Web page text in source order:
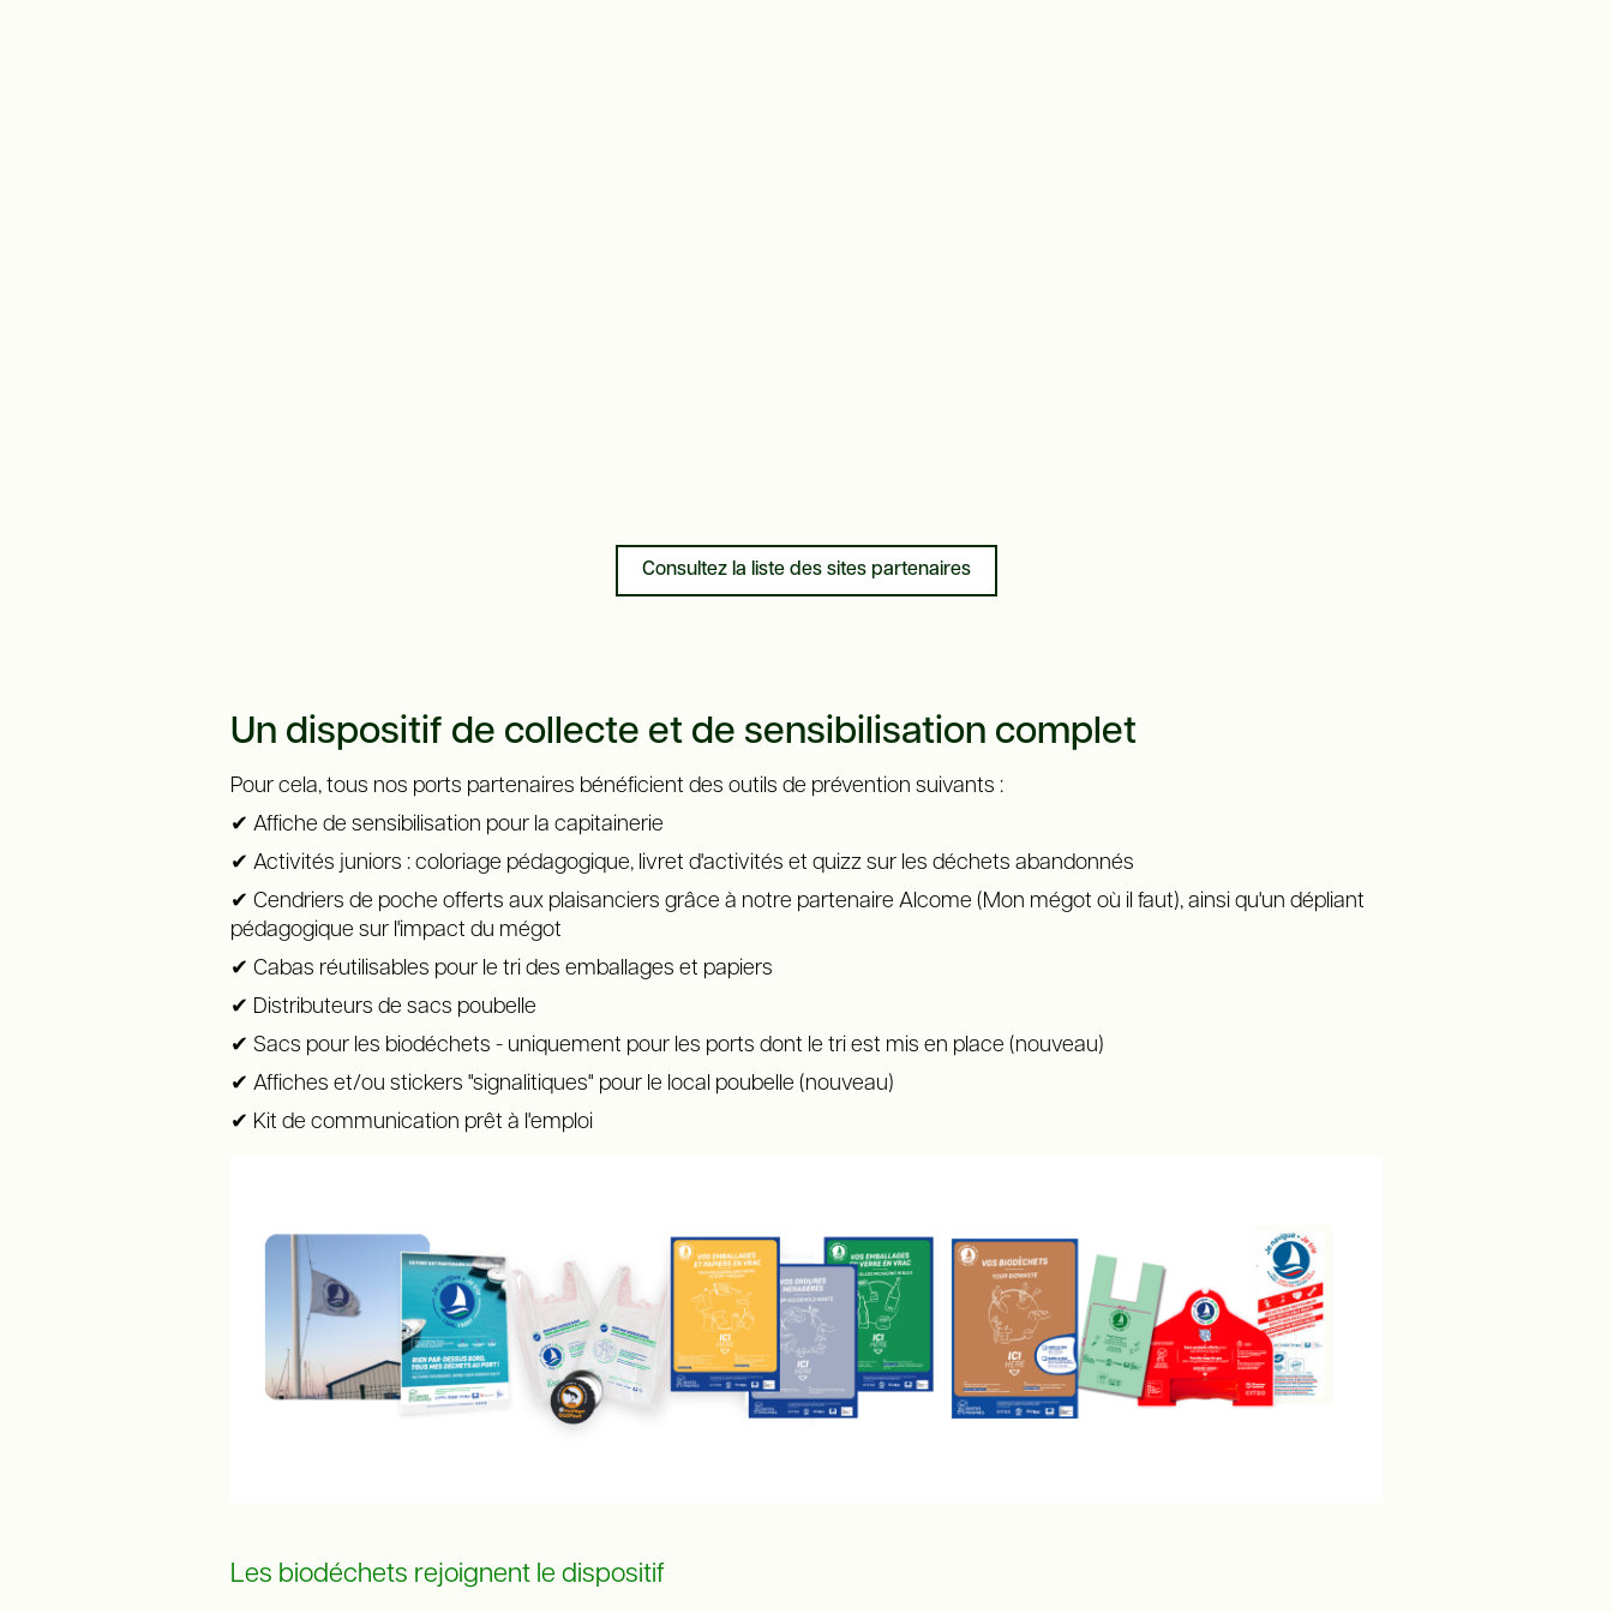
Consultez la liste des sites partenaires
Un dispositif de collecte et de sensibilisation complet
Pour cela, tous nos ports partenaires bénéficient des outils de prévention suivants :
✔ Affiche de sensibilisation pour la capitainerie
✔ Activités juniors : coloriage pédagogique, livret d'activités et quizz sur les déchets abandonnés
✔ Cendriers de poche offerts aux plaisanciers grâce à notre partenaire Alcome (Mon mégot où il faut), ainsi qu'un dépliant
pédagogique sur l'impact du mégot
✔ Cabas réutilisables pour le tri des emballages et papiers
✔ Distributeurs de sacs poubelle
✔ Sacs pour les biodéchets - uniquement pour les ports dont le tri est mis en place (nouveau)
✔ Affiches et/ou stickers "signalitiques" pour le local poubelle (nouveau)
✔ Kit de communication prêt à l'emploi
Les biodéchets rejoignent le dispositif